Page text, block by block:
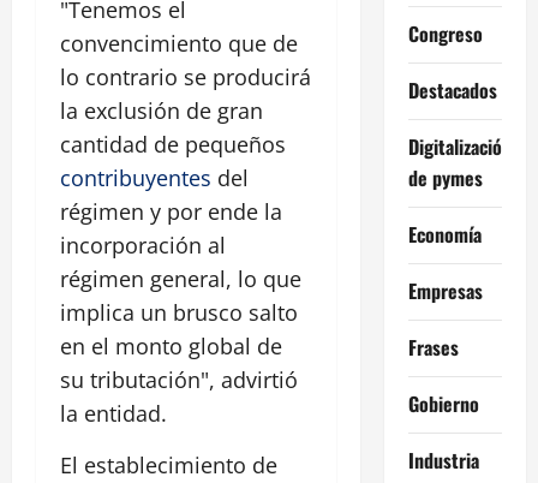
"Tenemos el
convencimiento que de
lo contrario se producirá
la exclusión de gran
cantidad de pequeños
contribuyentes del
régimen y por ende la
incorporación al
régimen general, lo que
implica un brusco salto
en el monto global de
su tributación", advirtió
la entidad.
El establecimiento de
Congreso
Destacados
Digitalización
de pymes
Economía
Empresas
Frases
Gobierno
Industria